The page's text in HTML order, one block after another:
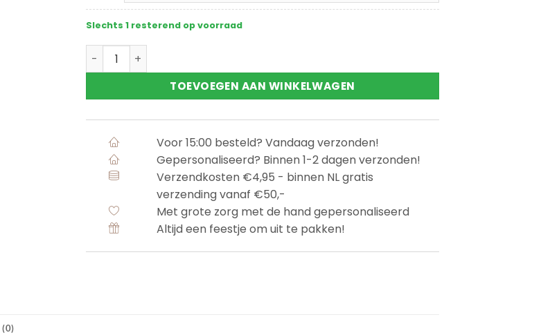
Slechts 1 resterend op voorraad
Horomia textielspray 250ml aantal
TOEVOEGEN AAN WINKELWAGEN
Voor 15:00 besteld? Vandaag verzonden!
Gepersonaliseerd? Binnen 1-2 dagen verzonden!
Verzendkosten €4,95 - binnen NL gratis
verzending vanaf €50,-
Met grote zorg met de hand gepersonaliseerd
Altijd een feestje om uit te pakken!
(0)